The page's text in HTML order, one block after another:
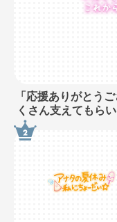
「応援ありがとう
くさん支えてもら
し